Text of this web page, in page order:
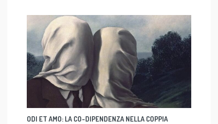
ODI ET AMO: LA CO-DIPENDENZA NELLA COPPIA